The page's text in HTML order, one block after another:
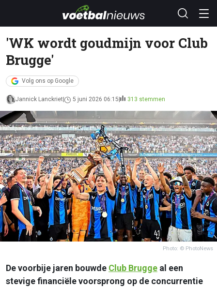
'WK wordt goudmijn voor Club
Brugge'
Volg ons op Google
Jannick Lanckriet 5 juni 2026 06:15 313 stemmen
Photo: © PhotoNews
De voorbije jaren bouwde Club Brugge al een
stevige financiële voorsprong op de concurrentie